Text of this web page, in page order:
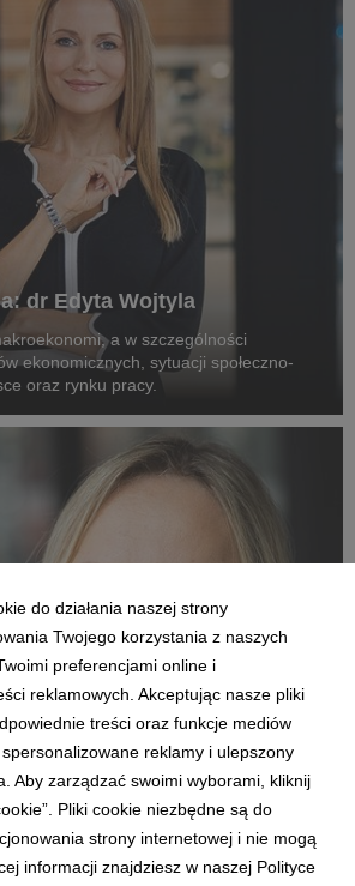
dr Edyta Wojtyla
a w szczególności
ekonomicznych, sytuacji społeczno-
oraz rynku pracy.
dr Oliwia Samelak
psychologii sensu w pracy i sensu w
do działania naszej strony
Twojego korzystania z naszych
preferencjami online i
reklamowych. Akceptując nasze pliki
treści oraz funkcje mediów
spersonalizowane reklamy i ulepszony
Aby zarządzać swoimi wyborami, kliknij
Pliki cookie niezbędne są do
strony internetowej i nie mogą
informacji znajdziesz w naszej Polityce